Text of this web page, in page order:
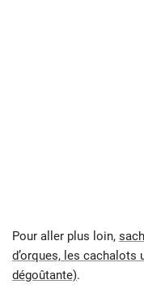
Pour aller plus loin,
d’orques, les
dégoûtante).